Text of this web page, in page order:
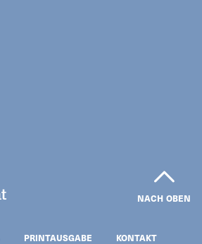
NACH OBEN
PRINTAUSGABE
KONTAKT